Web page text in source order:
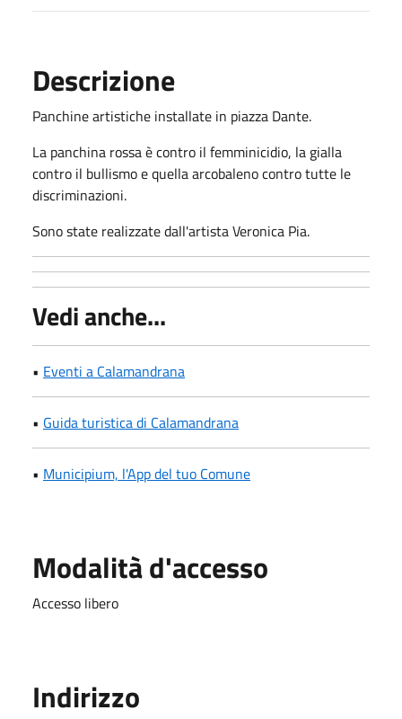
Descrizione
Panchine artistiche installate in piazza Dante.
La panchina rossa è contro il femminicidio, la gialla
contro il bullismo e quella arcobaleno contro tutte le
discriminazioni.
Sono state realizzate dall'artista Veronica Pia.
Vedi anche...
• Eventi a Calamandrana
• Guida turistica di Calamandrana
• Municipium, l'App del tuo Comune
Modalità d'accesso
Accesso libero
Indirizzo